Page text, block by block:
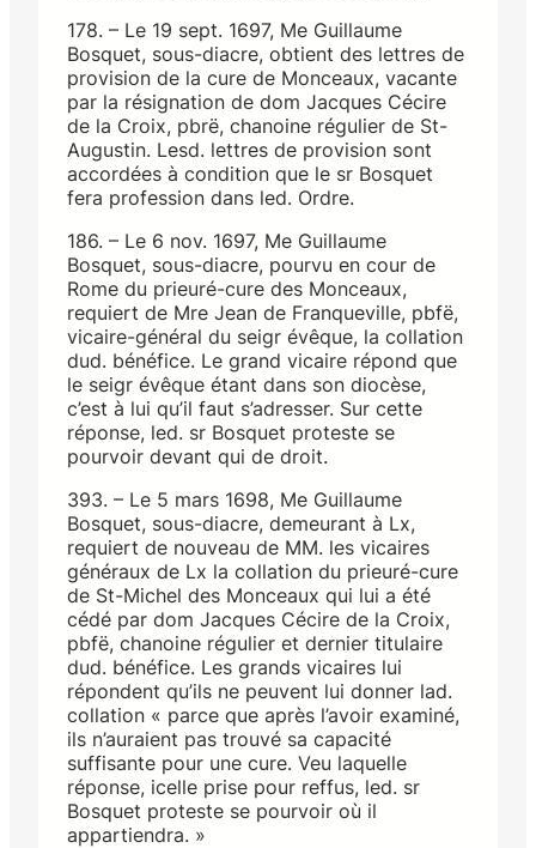
178. – Le 19 sept. 1697, Me Guillaume
Bosquet, sous-diacre, obtient des lettres de
provision de la cure de Monceaux, vacante
par la résignation de dom Jacques Cécire
de la Croix, pbrë, chanoine régulier de St-
Augustin. Lesd. lettres de provision sont
accordées à condition que le sr Bosquet
fera profession dans led. Ordre.
186. – Le 6 nov. 1697, Me Guillaume
Bosquet, sous-diacre, pourvu en cour de
Rome du prieuré-cure des Monceaux,
requiert de Mre Jean de Franqueville, pbfë,
vicaire-général du seigr évêque, la collation
dud. bénéfice. Le grand vicaire répond que
le seigr évêque étant dans son diocèse,
c’est à lui qu’il faut s’adresser. Sur cette
réponse, led. sr Bosquet proteste se
pourvoir devant qui de droit.
393. – Le 5 mars 1698, Me Guillaume
Bosquet, sous-diacre, demeurant à Lx,
requiert de nouveau de MM. les vicaires
généraux de Lx la collation du prieuré-cure
de St-Michel des Monceaux qui lui a été
cédé par dom Jacques Cécire de la Croix,
pbfë, chanoine régulier et dernier titulaire
dud. bénéfice. Les grands vicaires lui
répondent qu’ils ne peuvent lui donner lad.
collation « parce que après l’avoir examiné,
ils n’auraient pas trouvé sa capacité
suffisante pour une cure. Veu laquelle
réponse, icelle prise pour reffus, led. sr
Bosquet proteste se pourvoir où il
appartiendra. »